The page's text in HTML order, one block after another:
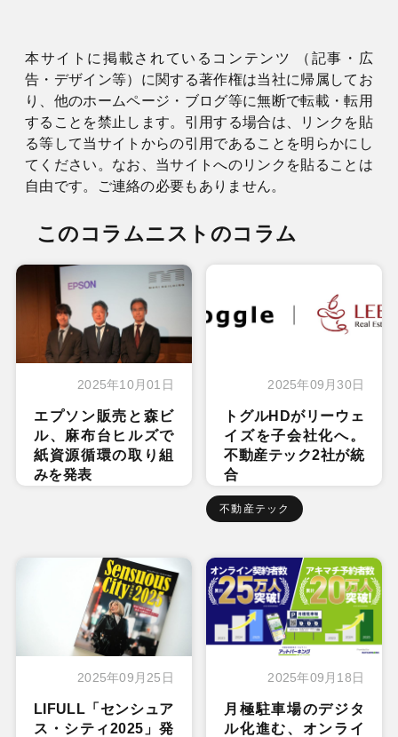
本サイトに掲載されているコンテンツ （記事・広
告・デザイン等）に関する著作権は当社に帰属してお
り、他のホームページ・ブログ等に無断で転載・転用
することを禁止します。引用する場合は、リンクを貼
る等して当サイトからの引用であることを明らかにし
てください。なお、当サイトへのリンクを貼ることは
自由です。ご連絡の必要もありません。
このコラムニストのコラム
2025年10月01日
エプソン販売と森ビ
ル、麻布台ヒルズで
紙資源循環の取り組
みを発表
2025年09月30日
トグルHDがリーウェ
イズを子会社化へ。
不動産テック2社が統
合
不動産テック
2025年09月25日
LIFULL「センシュア
ス・シティ2025」発
2025年09月18日
月極駐車場のデジタ
ル化進む、オンライ